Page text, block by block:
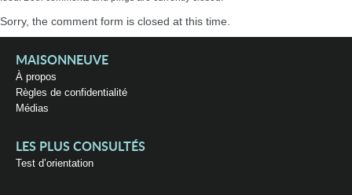
Sorry, the comment form is closed at this time.
MAISONNEUVE
À propos
Règles de confidentialité
Médias
LES PLUS CONSULTÉS
Test d’orientation